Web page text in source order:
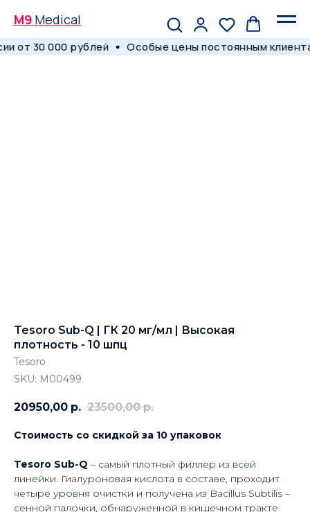
M9 Medical
от 30 000 рублей Особые цены постоянным
Tesoro Sub-Q | ГК 20 мг/мл | Высокая
плотность - 10 шпц
Tesoro
SKU: M00499
20950,00 р. 23500,00 р.
Стоимость со скидкой за 10 упаковок
Tesoro Sub-Q – самый плотный филлер из всей
линейки. Гиалуроновая кислота в составе, проходит
четыре уровня очистки и получена из Bacillus Subtilis –
сенной палочки, обнаруженной в кишечном тракте